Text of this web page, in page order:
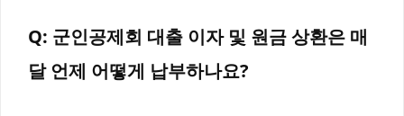
Q: 군인공제회 대출 이자 및 원금 상환은 매
달 언제 어떻게 납부하나요?